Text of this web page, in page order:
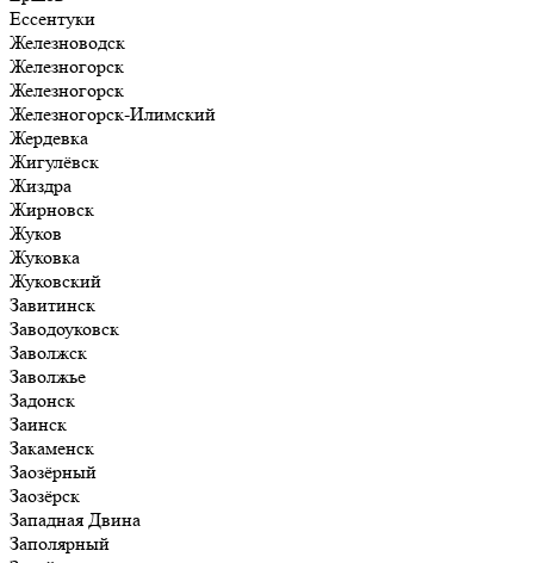
Ессентуки
Железноводск
Железногорск
Железногорск
Железногорск-Илимский
Жердевка
Жигулёвск
Жиздра
Жирновск
Жуков
Жуковка
Жуковский
Завитинск
Заводоуковск
Заволжск
Заволжье
Задонск
Заинск
Закаменск
Заозёрный
Заозёрск
Западная Двина
Заполярный